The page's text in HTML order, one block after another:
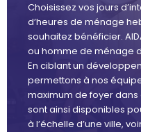
Choisissez vos jours
d’heures de ménage
souhaitez bénéficier.
ou homme de ménage
En ciblant un
permettons à nos
maximum de foyer dans
sont ainsi disponibles
à l’échelle d’une ville,